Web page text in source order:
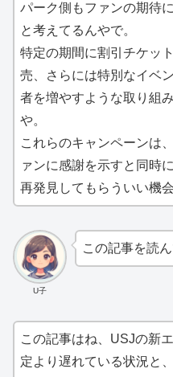
パーク側もファンの期待
と考えてるんやで。
特定の期間に割引チケッ
売、さらには特別なイベ
者を増やすような取り組
や。
これらのキャンペーンは
ァンに感謝を示すと同時
再発見してもらういい機
U子
この記事を読
この記事はね、USJの新
定より遅れている状況と